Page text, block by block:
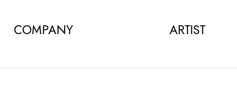
COMPANY ARTIST